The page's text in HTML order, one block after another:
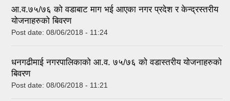
आ.व.७५/७६ को वडाबाट माग भई आएका नगर प्रदेश र केन्द्रस्तरीय
योजनाहरुको बिवरण
Post date: 08/06/2018 - 11:24
धनगढीमाई नगरपालिकाको आ.व. ७५/७६ को वडास्तरीय योजनाहरुको
बिवरण
Post date: 08/06/2018 - 11:21